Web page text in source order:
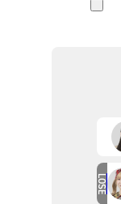
LOSE